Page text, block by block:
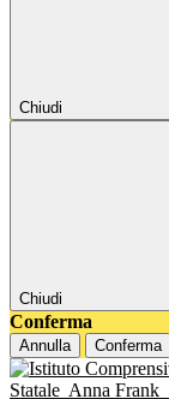
Chiudi
Chiudi
Conferma
Annulla Conferma
Statale Anna Frank